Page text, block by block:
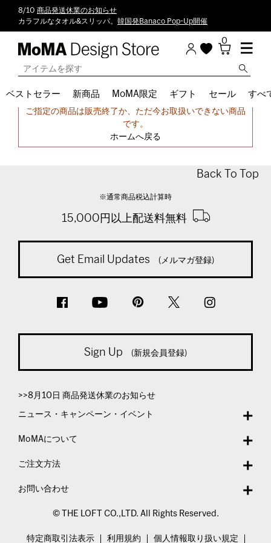
8/10 商品発送休業のお知らせ
カラフルなタオル&スリッパ。 韓国発Banaco Pop-Up開催
0
ベストセラー 新商品 MoMA限定 ギフト セール すべ
申し訳ございません。
ご指定の商品は販売終了か、ただ今お取扱いできない商品
です。
ホームへ戻る
Back To Top
※通常商品税込計算時
15,000円以上配送料無料
Get Email Updates (メルマガ登録)
Sign Up (新規会員登録)
>>8月10日 商品発送休業のお知らせ
ニュース・キャンペーン・イベント
MoMAについて
ご注文方法
お問い合わせ
© THE LOFT CO.,LTD. All Rights Reserved.
特定商取引法表示 利用規約 個人情報取り扱い規定